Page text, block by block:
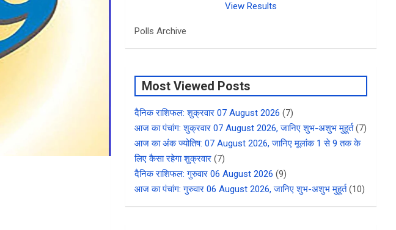
View Results
Polls Archive
Most Viewed Posts
दैनिक राशिफल: शुक्रवार 07 August 2026 (7)
आज का पंचांग: शुक्रवार 07 August 2026, जानिए शुभ-अशुभ मुहूर्त (7)
आज का अंक ज्योतिष: 07 August 2026, जानिए मूलांक 1 से 9 तक के
लिए कैसा रहेगा शुक्रवार (7)
दैनिक राशिफल: गुरुवार 06 August 2026 (9)
आज का पंचांग: गुरुवार 06 August 2026, जानिए शुभ-अशुभ मुहूर्त (10)